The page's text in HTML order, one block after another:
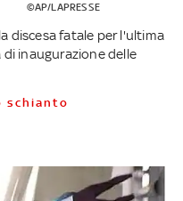
©AP/LAPRESSE
discesa fatale per l'ultima
inaugurazione delle
schianto